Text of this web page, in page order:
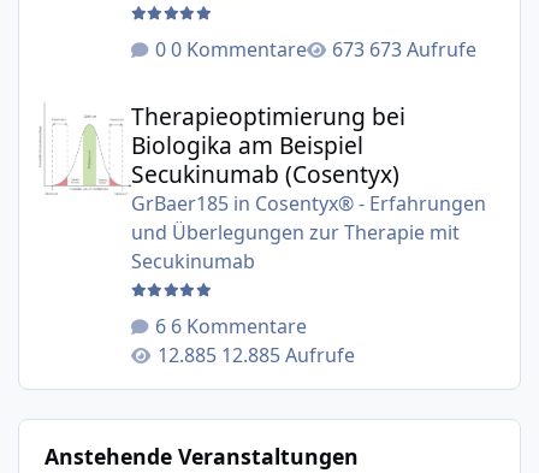
0 Kommentare
673 Aufrufe
Therapieoptimierung bei Biologika am Beispiel
Therapieoptimierung bei
Biologika am Beispiel
Secukinumab (Cosentyx)
GrBaer185in Cosentyx® - Erfahrungen
und Überlegungen zur Therapie mit
Secukinumab
6 Kommentare
12.885 Aufrufe
Anstehende Veranstaltungen